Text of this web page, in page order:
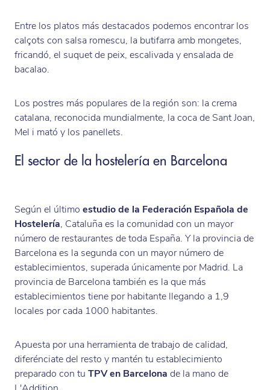
Entre los platos más destacados podemos encontrar los
calçots con salsa romescu, la butifarra amb mongetes,
fricandó, el suquet de peix, escalivada y ensalada de
bacalao.
Los postres más populares de la región son: la crema
catalana, reconocida mundialmente, la coca de Sant Joan,
Mel i mató y los panellets.
El sector de la hostelería en Barcelona
Según el último estudio de la Federación Española de
Hostelería, Cataluña es la comunidad con un mayor
número de restaurantes de toda España. Y la provincia de
Barcelona es la segunda con un mayor número de
establecimientos, superada únicamente por Madrid. La
provincia de Barcelona también es la que más
establecimientos tiene por habitante llegando a 1,9
locales por cada 1000 habitantes.
Apuesta por una herramienta de trabajo de calidad,
diferénciate del resto y mantén tu establecimiento
preparado con tu TPV en Barcelona de la mano de